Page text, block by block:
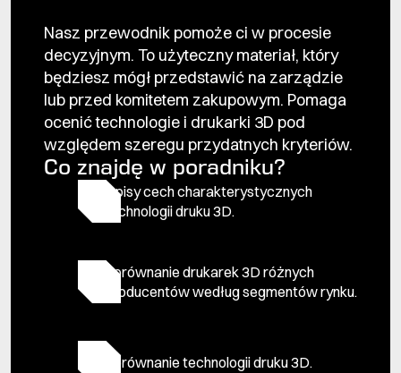
Nasz przewodnik pomoże ci w procesie
decyzyjnym. To użyteczny materiał, który
będziesz mógł przedstawić na zarządzie
lub przed komitetem zakupowym. Pomaga
ocenić technologie i drukarki 3D pod
względem szeregu przydatnych kryteriów.
Co znajdę w poradniku?
Opisy cech charakterystycznych
technologii druku 3D.
Porównanie drukarek 3D różnych
producentów według segmentów rynku.
Porównanie technologii druku 3D.